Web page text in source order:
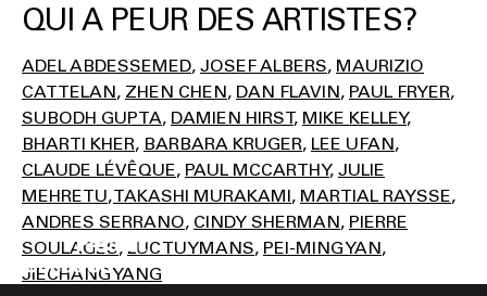
QUI A PEUR DES ARTISTES?
ADEL ABDESSEMED JOSEF ALBERS MAURIZIO
CATTELAN ZHEN CHEN DAN FLAVIN PAUL FRYER
SUBODH GUPTA DAMIEN HIRST MIKE KELLEY
BHARTI KHER BARBARA KRUGER LEE UFAN
CLAUDE LÉVÊQUE PAUL MCCARTHY JULIE
MEHRETU TAKASHI MURAKAMI MARTIAL RAYSSE
ANDRES SERRANO CINDY SHERMAN PIERRE
SOULAGES LUC TUYMANS PEI-MING YAN
JIECHANG YANG